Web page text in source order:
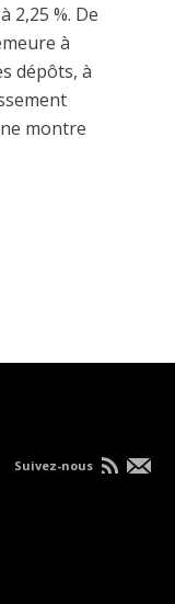
2,25 %. De
à
dépôts, à
montre
Suivez-nous